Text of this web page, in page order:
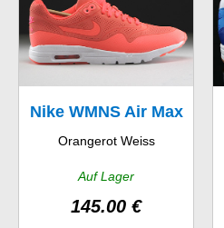
Nike WMNS Air Max
1 Ultra Moire
Orangerot Weiss
Auf Lager
145.00 €